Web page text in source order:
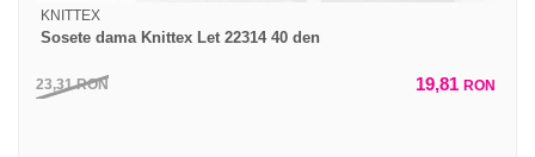
KNITTEX
Sosete dama Knittex Let 22314 40 den
23,31RON 19,81 RON